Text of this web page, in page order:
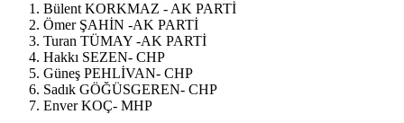
Bülent KORKMAZ - AK PARTİ
Ömer ŞAHİN -AK PARTİ
Turan TÜMAY -AK PARTİ
Hakkı SEZEN- CHP
Güneş PEHLİVAN- CHP
Sadık GÖĞÜSGEREN- CHP
Enver KOÇ- MHP